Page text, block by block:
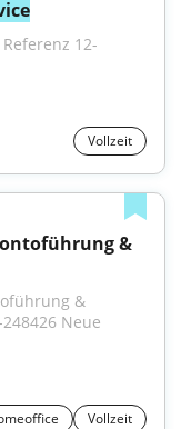
Referenz 12-
Vollzeit
&
&
Neue
Vollzeit